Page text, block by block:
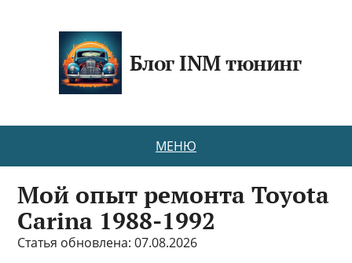
Блог INM тюнинг
МЕНЮ
Мой опыт ремонта Toyota
Carina 1988-1992
Статья обновлена: 07.08.2026